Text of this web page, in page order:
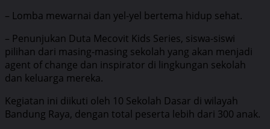
– Lomba mewarnai dan yel-yel bertema hidup sehat.
– Penunjukan Duta Mecovit Kids Series, siswa-siswi
pilihan dari masing-masing sekolah yang akan menjadi
agent of change dan inspirator di lingkungan sekolah
dan keluarga mereka.
Kegiatan ini diikuti oleh 10 Sekolah Dasar di wilayah
Bandung Raya, dengan total peserta lebih dari 300 anak.